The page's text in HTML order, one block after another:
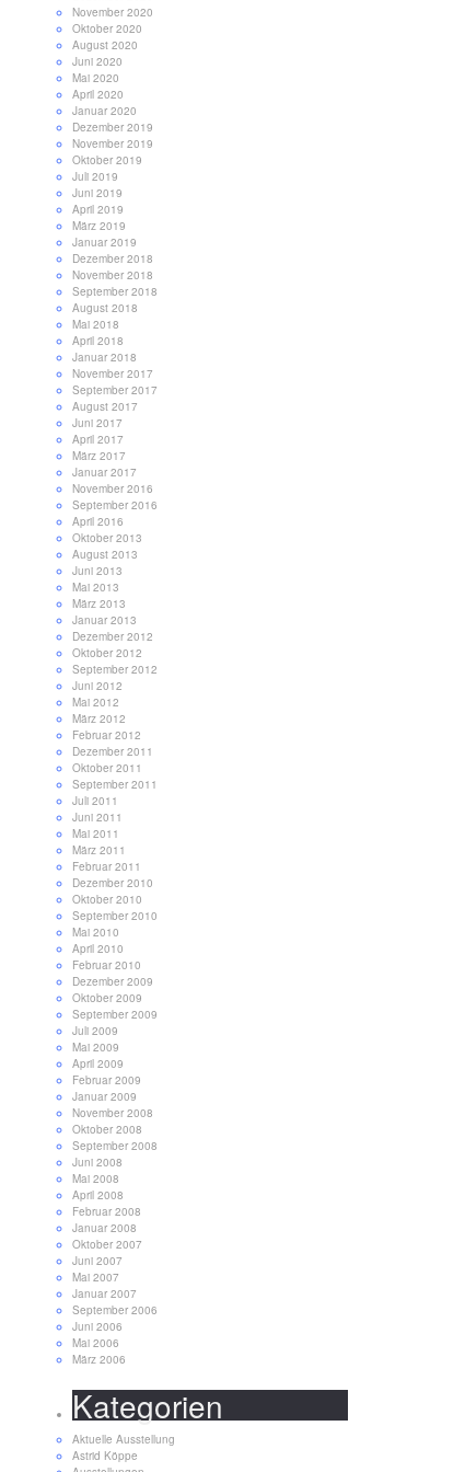
November 2020
Oktober 2020
August 2020
Juni 2020
Mai 2020
April 2020
Januar 2020
Dezember 2019
November 2019
Oktober 2019
Juli 2019
Juni 2019
April 2019
März 2019
Januar 2019
Dezember 2018
November 2018
September 2018
August 2018
Mai 2018
April 2018
Januar 2018
November 2017
September 2017
August 2017
Juni 2017
April 2017
März 2017
Januar 2017
November 2016
September 2016
April 2016
Oktober 2013
August 2013
Juni 2013
Mai 2013
März 2013
Januar 2013
Dezember 2012
Oktober 2012
September 2012
Juni 2012
Mai 2012
März 2012
Februar 2012
Dezember 2011
Oktober 2011
September 2011
Juli 2011
Juni 2011
Mai 2011
März 2011
Februar 2011
Dezember 2010
Oktober 2010
September 2010
Mai 2010
April 2010
Februar 2010
Dezember 2009
Oktober 2009
September 2009
Juli 2009
Mai 2009
April 2009
Februar 2009
Januar 2009
November 2008
Oktober 2008
September 2008
Juni 2008
Mai 2008
April 2008
Februar 2008
Januar 2008
Oktober 2007
Juni 2007
Mai 2007
Januar 2007
September 2006
Juni 2006
Mai 2006
März 2006
Kategorien
Aktuelle Ausstellung
Astrid Köppe